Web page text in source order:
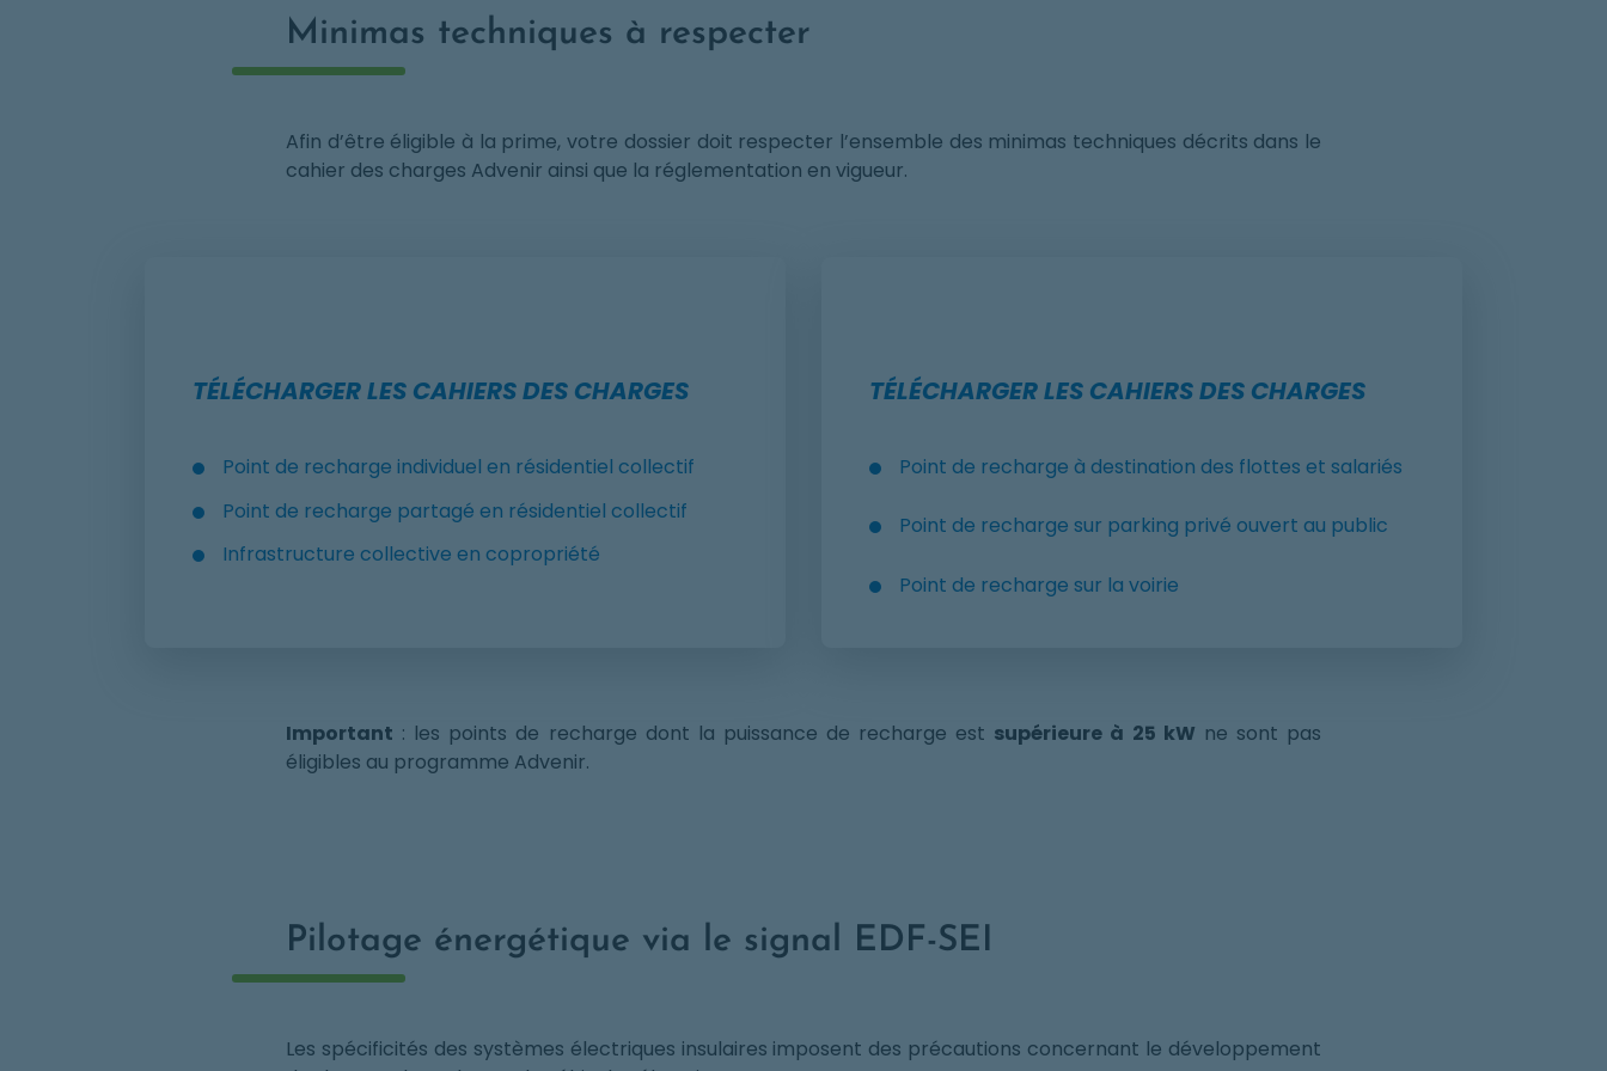
Minimas techniques à respecter
Afin d’être éligible à la prime, votre dossier doit respecter l’ensemble des minimas techniques décrits dans le
cahier des charges Advenir ainsi que la réglementation en vigueur.
TÉLÉCHARGER LES CAHIERS DES CHARGES
Point de recharge individuel en résidentiel collectif
Point de recharge partagé en résidentiel collectif
Infrastructure collective en copropriété
TÉLÉCHARGER LES CAHIERS DES CHARGES
Point de recharge à destination des flottes et salariés
Point de recharge sur parking privé ouvert au public
Point de recharge sur la voirie
Important : les points de recharge dont la puissance de recharge est supérieure à 25 kW ne sont pas
éligibles au programme Advenir.
Pilotage énergétique via le signal EDF-SEI
Les spécificités des systèmes électriques insulaires imposent des précautions concernant le développement